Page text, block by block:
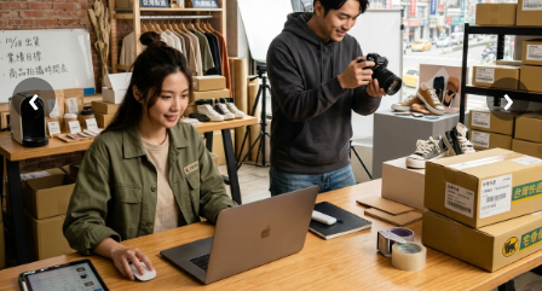
‹ ›